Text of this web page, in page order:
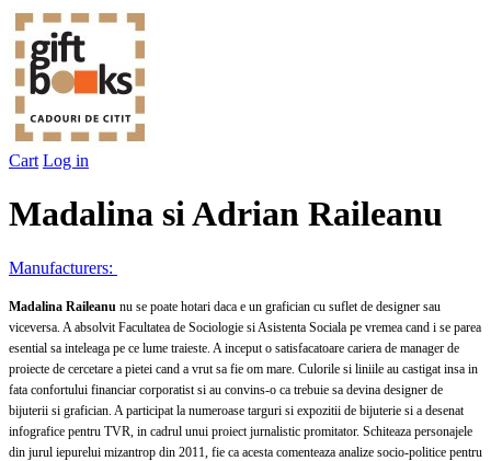
Cart Log in
Madalina si Adrian Raileanu
Manufacturers:
Madalina Raileanu nu se poate hotari daca e un grafician cu suflet de designer sau
viceversa. A absolvit Facultatea de Sociologie si Asistenta Sociala pe vremea cand i se parea
esential sa inteleaga pe ce lume traieste. A inceput o satisfacatoare cariera de manager de
proiecte de cercetare a pietei cand a vrut sa fie om mare. Culorile si liniile au castigat insa in
fata confortului financiar corporatist si au convins-o ca trebuie sa devina designer de
bijuterii si grafician. A participat la numeroase targuri si expozitii de bijuterie si a desenat
infografice pentru TVR, in cadrul unui proiect jurnalistic promitator. Schiteaza personajele
din jurul iepurelui mizantrop din 2011, fie ca acesta comenteaza analize socio-politice pentru